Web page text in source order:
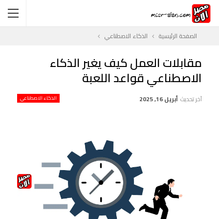
الصفحة الرئيسية الذكاء الاصطناعي
مقابلات العمل كيف يغير الذكاء
الاصطناعي قواعد اللعبة
الذكاء الاصطناعي آخر تحديث أبريل 16, 2025